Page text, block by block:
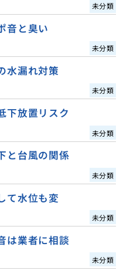
未分類
音と臭い
未分類
水漏れ対策
未分類
下放置リスク
未分類
と台風の関係
未分類
て水位も変
未分類
は業者に相談
未分類